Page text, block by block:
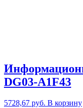
DG03-A1F43
5728,67 руб. В корзину